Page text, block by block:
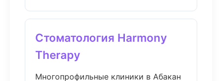
Стоматология Harmony
Therapy
Многопрофильные клиники в Абакан